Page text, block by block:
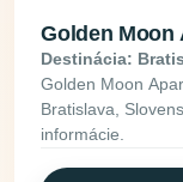
Golden Moon
Destinácia:
Golden Moon
Bratislava,
informácie.